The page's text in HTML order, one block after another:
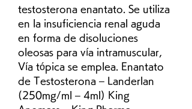
testosterona enantato. Se utiliza
en la insuficiencia renal aguda
en forma de disoluciones
oleosas para vía intramuscular,
Vía tópica se emplea. Enantato
de Testosterona – Landerlan
(250mg/ml – 4ml) King